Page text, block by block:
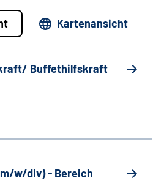
Kartenansicht
Buffethilfskraft
w/div) - Bereich